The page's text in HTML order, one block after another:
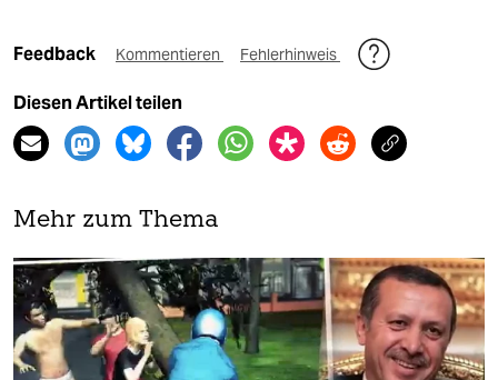
Feedback Kommentieren Fehlerhinweis
Diesen Artikel teilen
Mehr zum Thema